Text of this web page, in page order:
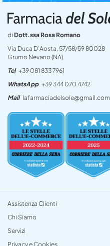
di Dott.ssa Rosa Romano
Via Duca D’Aosta, 57/58/59 80028
Grumo Nevano (NA)
Tel +39 081 833 7961
WhatsApp +39 344 070 4742
Mail lafarmaciadelsole@gmail.com
Assistenza Clienti
Chi Siamo
Servizi
Privacy e Cookies